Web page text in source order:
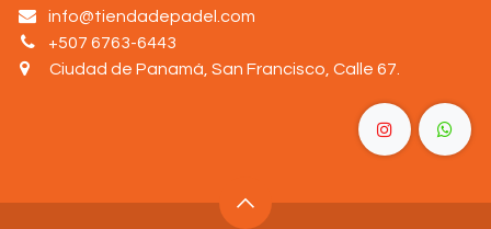
info@tiendadepadel.com
+507 6763-6443
Ciudad de Panamá, San Francisco, Calle 67